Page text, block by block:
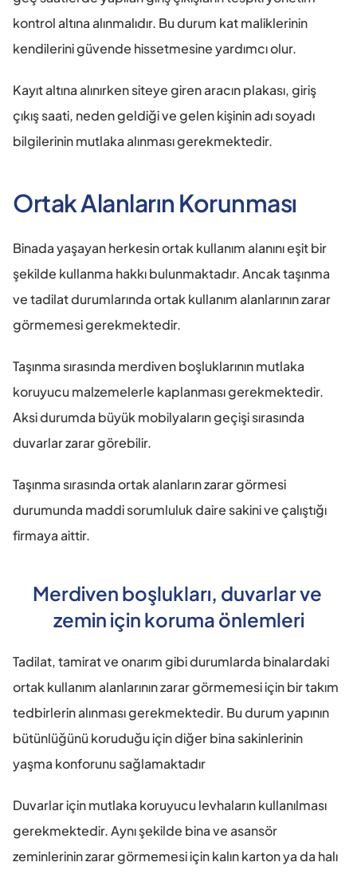
kontrol altına alınmalıdır. Bu durum kat maliklerinin
kendilerini güvende hissetmesine yardımcı olur.
Kayıt altına alınırken siteye giren aracın plakası, giriş
çıkış saati, neden geldiği ve gelen kişinin adı soyadı
bilgilerinin mutlaka alınması gerekmektedir.
Ortak Alanların Korunması
Binada yaşayan herkesin ortak kullanım alanını eşit bir
şekilde kullanma hakkı bulunmaktadır. Ancak taşınma
ve tadilat durumlarında ortak kullanım alanlarının zarar
görmemesi gerekmektedir.
Taşınma sırasında merdiven boşluklarının mutlaka
koruyucu malzemelerle kaplanması gerekmektedir.
Aksi durumda büyük mobilyaların geçişi sırasında
duvarlar zarar görebilir.
Taşınma sırasında ortak alanların zarar görmesi
durumunda maddi sorumluluk daire sakini ve çalıştığı
firmaya aittir.
Merdiven boşlukları, duvarlar ve
zemin için koruma önlemleri
Tadilat, tamirat ve onarım gibi durumlarda binalardaki
ortak kullanım alanlarının zarar görmemesi için bir takım
tedbirlerin alınması gerekmektedir. Bu durum yapının
bütünlüğünü koruduğu için diğer bina sakinlerinin
yaşma konforunu sağlamaktadır
Duvarlar için mutlaka koruyucu levhaların kullanılması
gerekmektedir. Aynı şekilde bina ve asansör
zeminlerinin zarar görmemesi için kalın karton ya da halı